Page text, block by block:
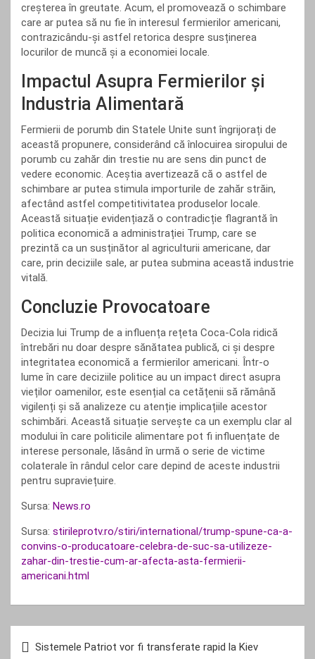
creșterea în greutate. Acum, el promovează o schimbare
care ar putea să nu fie în interesul fermierilor americani,
contrazicându-și astfel retorica despre susținerea
locurilor de muncă și a economiei locale.
Impactul Asupra Fermierilor și
Industria Alimentară
Fermierii de porumb din Statele Unite sunt îngrijorați de
această propunere, considerând că înlocuirea siropului de
porumb cu zahăr din trestie nu are sens din punct de
vedere economic. Aceștia avertizează că o astfel de
schimbare ar putea stimula importurile de zahăr străin,
afectând astfel competitivitatea produselor locale.
Această situație evidențiază o contradicție flagrantă în
politica economică a administrației Trump, care se
prezintă ca un susținător al agriculturii americane, dar
care, prin deciziile sale, ar putea submina această industrie
vitală.
Concluzie Provocatoare
Decizia lui Trump de a influența rețeta Coca-Cola ridică
întrebări nu doar despre sănătatea publică, ci și despre
integritatea economică a fermierilor americani. Într-o
lume în care deciziile politice au un impact direct asupra
vieților oamenilor, este esențial ca cetățenii să rămână
vigilenți și să analizeze cu atenție implicațiile acestor
schimbări. Această situație servește ca un exemplu clar al
modului în care politicile alimentare pot fi influențate de
interese personale, lăsând în urmă o serie de victime
colaterale în rândul celor care depind de aceste industrii
pentru supraviețuire.
Sursa: News.ro
Sursa: stirileprotv.ro/stiri/international/trump-spune-ca-a-
convins-o-producatoare-celebra-de-suc-sa-utilizeze-
zahar-din-trestie-cum-ar-afecta-asta-fermierii-
americani.html
Sistemele Patriot vor fi transferate rapid la Kiev